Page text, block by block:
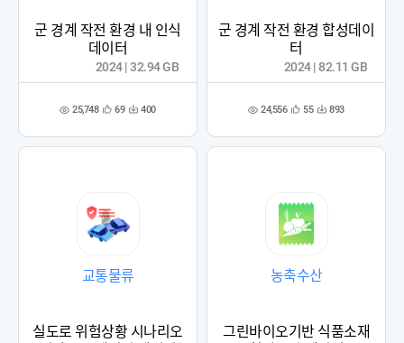
군 경계 작전 환경 내 인식
데이터
조 25,748 관
록
69 다 400
2024 | 32.94 GB
군 경계 작전 환경 합성데이
터
조 24,556 관
록
55 다 893
2024 | 82.11 GB
교통물류
실도로 위험상황 시나리오
농축수산
그린바이오기반 식품소재